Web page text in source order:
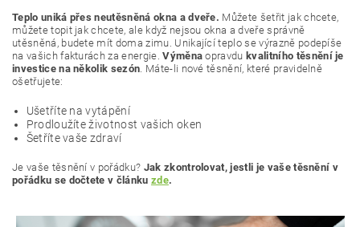
Teplo uniká přes neutěsněná okna a dveře. Můžete šetřit jak chcete,
můžete topit jak chcete, ale když nejsou okna a dveře správně
utěsněná, budete mít doma zimu. Unikající teplo se výrazně podepíše
na vašich fakturách za energie.Výměna opravdu kvalitního těsnění je
investice na několik sezón. Máte-li nové těsnění, které pravidelně
ošetřujete:
Ušetříte na vytápění
Prodloužíte životnost vašich oken
Šetříte vaše zdraví
Je vaše těsnění v pořádku? Jak zkontrolovat, jestli je vaše těsnění v
pořádku se dočtete v článku zde.